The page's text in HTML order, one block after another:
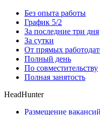
Без опыта работы
График 5/2
За последние три дня
За сутки
От прямых
Полный день
По совместительству
Полная занятость
HeadHunter
Размещение вакансий